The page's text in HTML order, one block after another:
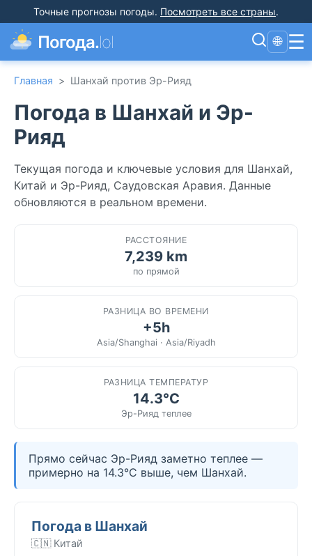
Точные прогнозы погоды. Посмотреть все страны.
Погода.lol 🌐 ☰
Главная > Шанхай против Эр-Рияд
Погода в Шанхай и Эр-
Рияд
Текущая погода и ключевые условия для Шанхай,
Китай и Эр-Рияд, Саудовская Аравия. Данные
обновляются в реальном времени.
РАССТОЯНИЕ
7,239 km
по прямой
РАЗНИЦА ВО ВРЕМЕНИ
+5h
Asia/Shanghai · Asia/Riyadh
РАЗНИЦА ТЕМПЕРАТУР
14.3°C
Эр-Рияд теплее
Прямо сейчас Эр-Рияд заметно теплее —
примерно на 14.3°C выше, чем Шанхай.
Погода в Шанхай
🇨🇳 Китай